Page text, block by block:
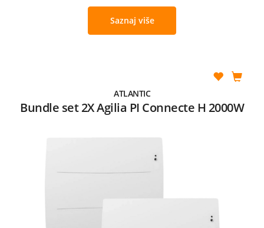
Saznaj više
ATLANTIC
Bundle set 2X Agilia PI Connecte H 2000W